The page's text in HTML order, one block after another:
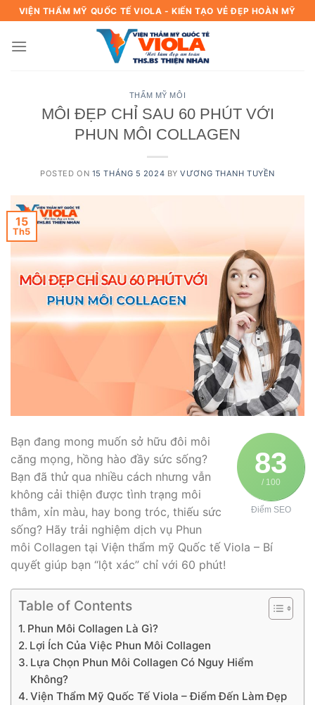
Skip
to
content
VIỆN THẨM MỸ QUỐC TẾ VIOLA - KIẾN TẠO VẺ ĐẸP HOÀN MỸ
THẨM MỸ MÔI
MÔI ĐẸP CHỈ SAU 60 PHÚT VỚI
PHUN MÔI COLLAGEN
POSTED ON 15 THÁNG 5 2024 BYVƯƠNG THANH TUYỀN
15
Th5
83
/ 100
Điểm SEO
Bạn đang mong muốn sở hữu đôi môi
căng mọng, hồng hào đầy sức sống?
Bạn đã thử qua nhiều cách nhưng vẫn
không cải thiện được tình trạng môi
thâm, xỉn màu, hay bong tróc, thiếu sức
sống? Hãy trải nghiệm dịch vụ Phun
môi Collagen tại Viện thẩm mỹ Quốc tế Viola – Bí
quyết giúp bạn “lột xác” chỉ với 60 phút!
Table of Contents
Phun Môi Collagen Là Gì?
Lợi Ích Của Việc Phun Môi Collagen
Lựa Chọn Phun Môi Collagen Có Nguy Hiểm
Không?
Viện Thẩm Mỹ Quốc Tế Viola – Điểm Đến Làm Đẹp